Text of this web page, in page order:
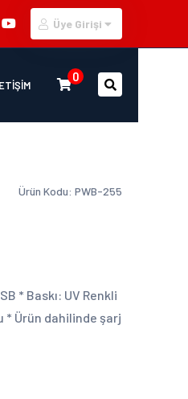
Üye Girişi
0
Ürün Kodu: PWB-255
* Baskı: UV Renkli
* Ürün dahilinde şarj